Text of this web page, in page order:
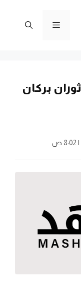
القائمة
بركان